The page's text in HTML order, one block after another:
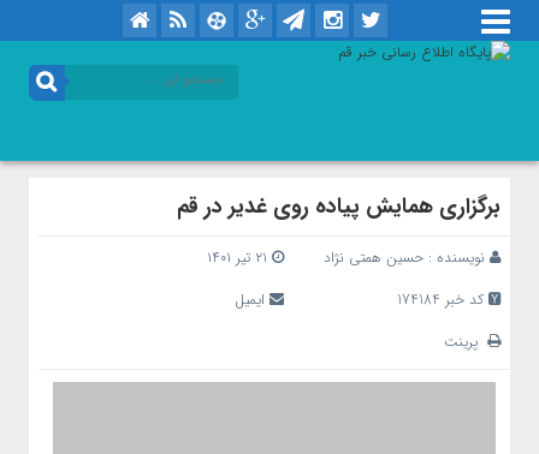
برگزاری همایش پیاده روی غدیر در قم
نویسنده : حسین همتی نژاد
کد خبر 174184
ایمیل
پرینت